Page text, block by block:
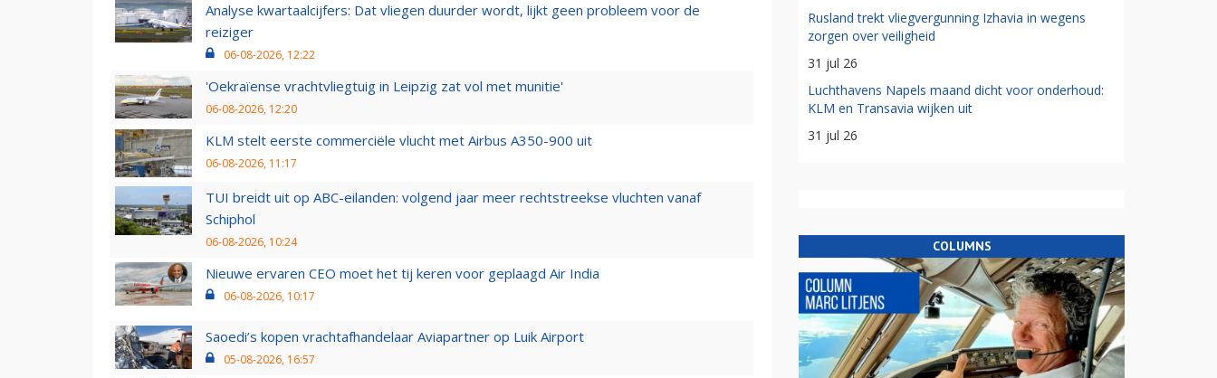
Analyse kwartaalcijfers: Dat vliegen duurder wordt, lijkt geen probleem voor de
reiziger
06-08-2026, 12:22
'Oekraïense vrachtvliegtuig in Leipzig zat vol met munitie'
06-08-2026, 12:20
KLM stelt eerste commerciële vlucht met Airbus A350-900 uit
06-08-2026, 11:17
TUI breidt uit op ABC-eilanden: volgend jaar meer rechtstreekse vluchten vanaf
Schiphol
06-08-2026, 10:24
Nieuwe ervaren CEO moet het tij keren voor geplaagd Air India
06-08-2026, 10:17
Saoedi’s kopen vrachtafhandelaar Aviapartner op Luik Airport
05-08-2026, 16:57
Rusland trekt vliegvergunning Izhavia in wegens
zorgen over veiligheid
31 jul 26
Luchthavens Napels maand dicht voor onderhoud:
KLM en Transavia wijken uit
31 jul 26
COLUMNS